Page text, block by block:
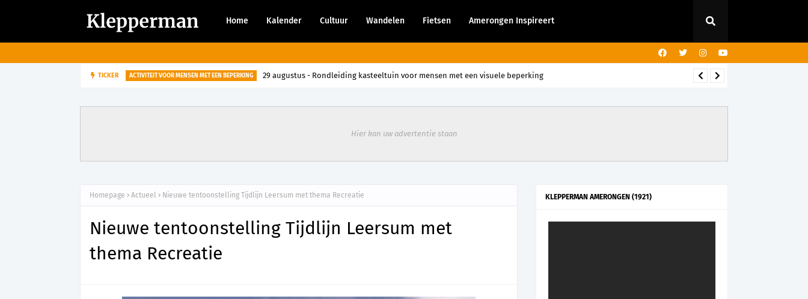
Home Kalender Cultuur Wandelen Fietsen Amerongen Inspireert
TICKER ACTIVITEIT VOOR MENSEN MET EEN BEPERKING 29 augustus - Rondleiding kasteeltuin voor mensen met een visuele beperking
Hier kan uw advertentie staan
Homepage Actueel Nieuwe tentoonstelling Tijdlijn Leersum met thema Recreatie
Nieuwe tentoonstelling Tijdlijn Leersum met
thema Recreatie
KLEPPERMAN AMERONGEN (1921)